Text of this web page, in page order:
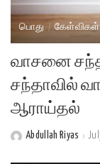
பொது
வாசனை
சந்தாவில்
ஆராய்தல்
PostedAbdullah Riyas